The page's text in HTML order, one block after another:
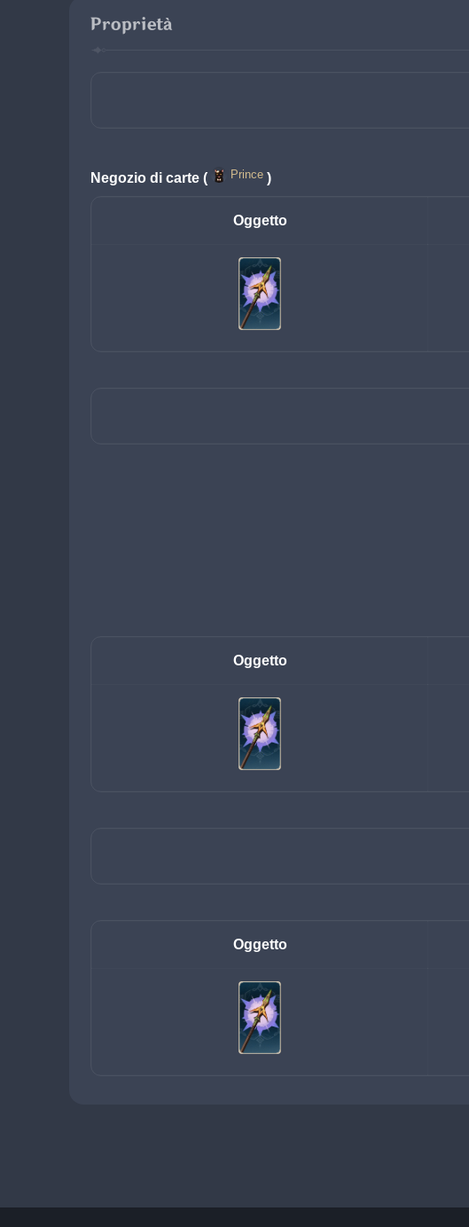
Proprietà
Negozio di carte ( Prince )
Oggetto
Oggetto
Oggetto